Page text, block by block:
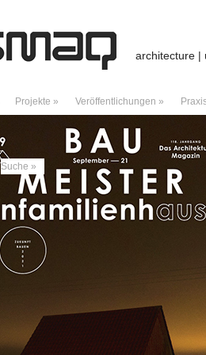
architecture |
Projekte » Veröffentlichungen »
Suche »
NEUESTE BEITRÄGE
Preis / Hallenbad / Stadtlohn
Hallenbad – Stadtlohn
Vortrag / University of Edinburgh
Giraffes, Telegraphs, and Hero of
Charter of Dubai – A Manifesto of Critical
NEUESTE KOMMENTARE
Kreuzberg: Städtebaukonzept für
Juli 2026
Februar 2026
Januar 2026